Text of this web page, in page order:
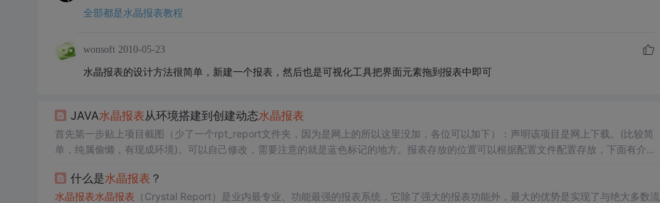
全部都是水晶报表教程
wonsoft 2010-05-23
水晶报表的设计方法很简单，新建一个报表，然后也是可视化工具把界面元素拖到报表中即可
JAVA水晶报表从环境搭建到创建动态水晶报表
首先第一步贴上项目截图（少了一个rpt_report文件夹，因为是网上的所以这里没加，各位可以加下）：声明该项目是网上下载。(比较简
单，纯属偷懒，有现成环境)。可以自己修改，需要注意的就是蓝色标记的地方。报表存放的位置可以根据配置文件配置存放，下面有介
什么是水晶报表 ？
水晶报表水晶报表 （Crystal Report）是业内最专业、功能最强的报表系统，它除了强大的报表功能外，最大的优势是实现了与绝大多数流